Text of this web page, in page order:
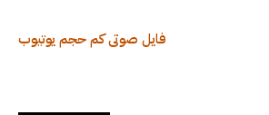
یوتیوب فایل صوتی کم حجم